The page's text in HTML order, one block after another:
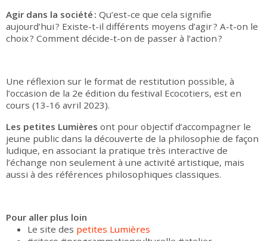
Agir dans la société : Qu’est-ce que cela signifie
aujourd’hui ? Existe-t-il différents moyens d’agir ? A-t-on le
choix ? Comment décide-t-on de passer à l’action ?
Une réflexion sur le format de restitution possible, à
l’occasion de la 2e édition du festival Ecocotiers, est en
cours (13-16 avril 2023).
Les petites Lumières ont pour objectif d’accompagner le
jeune public dans la découverte de la philosophie de façon
ludique, en associant la pratique très interactive de
l’échange non seulement à une activité artistique, mais
aussi à des références philosophiques classiques.
Pour aller plus loin
Le site des petites Lumières